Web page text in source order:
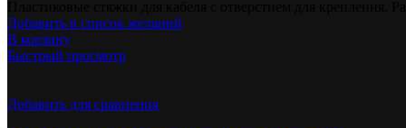
Добавить в список желаний
В корзину
Быстрый просмотр
Добавить для сравнения